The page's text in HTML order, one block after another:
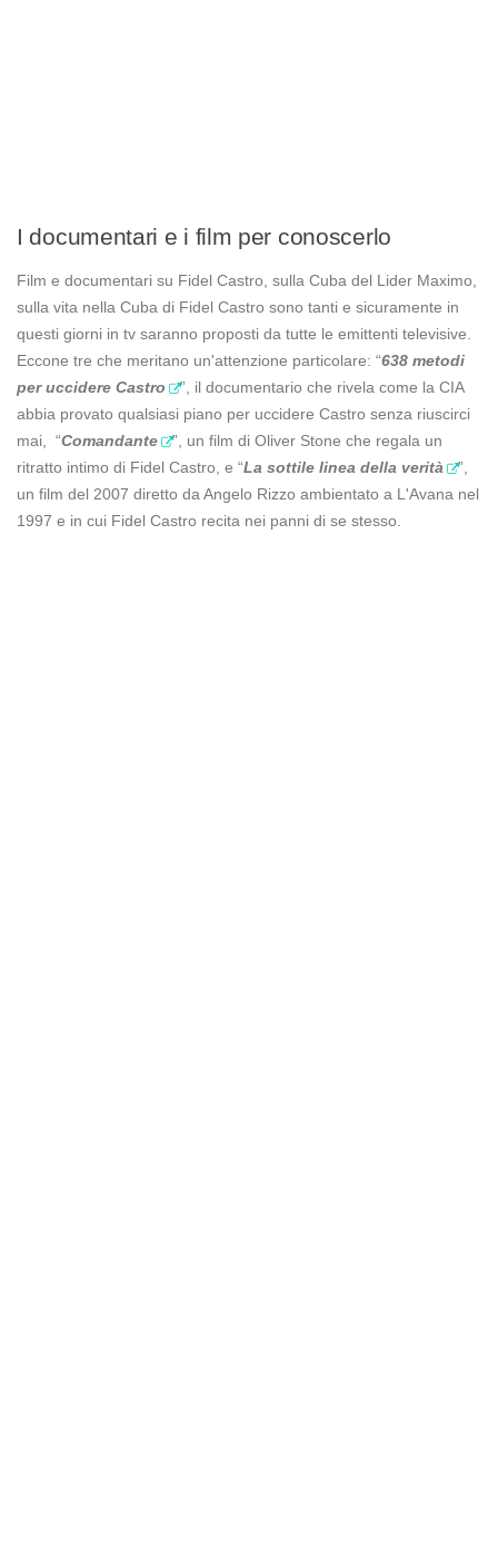
I documentari e i film per conoscerlo
Film e documentari su Fidel Castro, sulla Cuba del Lider Maximo,
sulla vita nella Cuba di Fidel Castro sono tanti e sicuramente in
questi giorni in tv saranno proposti da tutte le emittenti televisive.
Eccone tre che meritano un'attenzione particolare: “638 metodi
per uccidere Castro
”, il documentario che rivela come la CIA
abbia provato qualsiasi piano per uccidere Castro senza riuscirci
mai, “Comandante
”, un film di Oliver Stone che regala un
ritratto intimo di Fidel Castro, e “La sottile linea della verità
”,
un film del 2007 diretto da Angelo Rizzo ambientato a L'Avana nel
1997 e in cui Fidel Castro recita nei panni di se stesso.